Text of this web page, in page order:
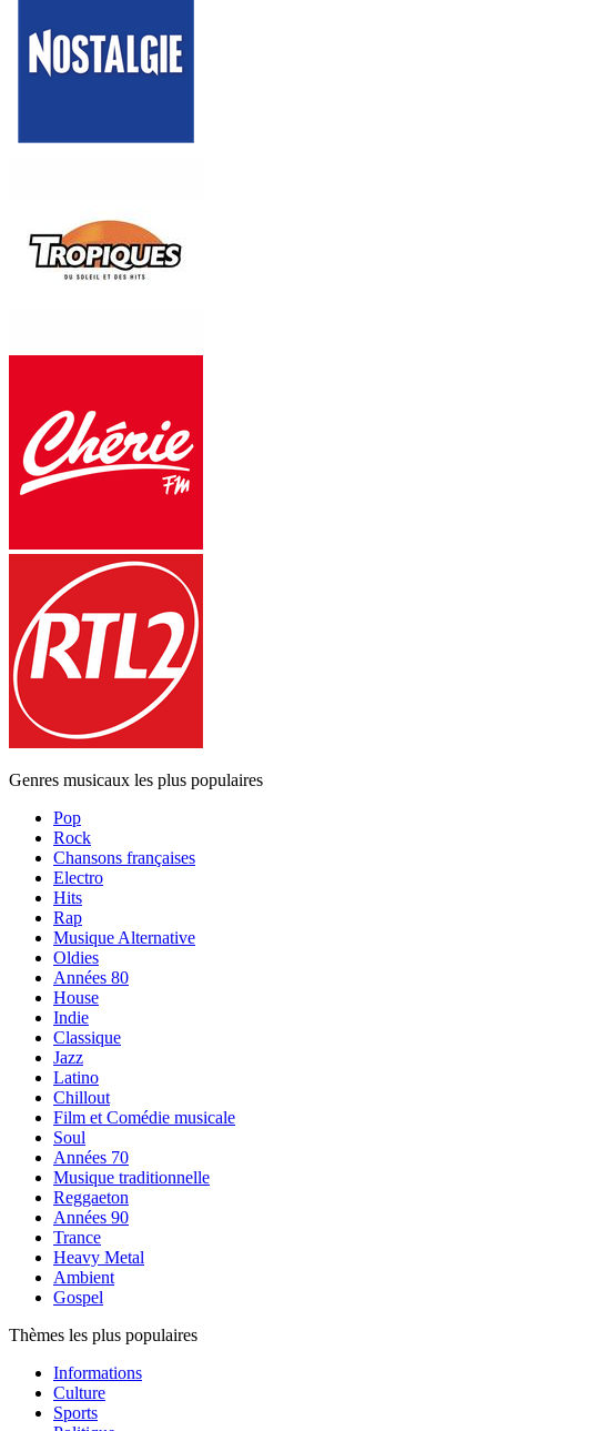
Genres musicaux les plus populaires
Pop
Rock
Chansons françaises
Electro
Hits
Rap
Musique Alternative
Oldies
Années 80
House
Indie
Classique
Jazz
Latino
Chillout
Film et Comédie musicale
Soul
Années 70
Musique traditionnelle
Reggaeton
Années 90
Trance
Heavy Metal
Ambient
Gospel
Thèmes les plus populaires
Informations
Culture
Sports